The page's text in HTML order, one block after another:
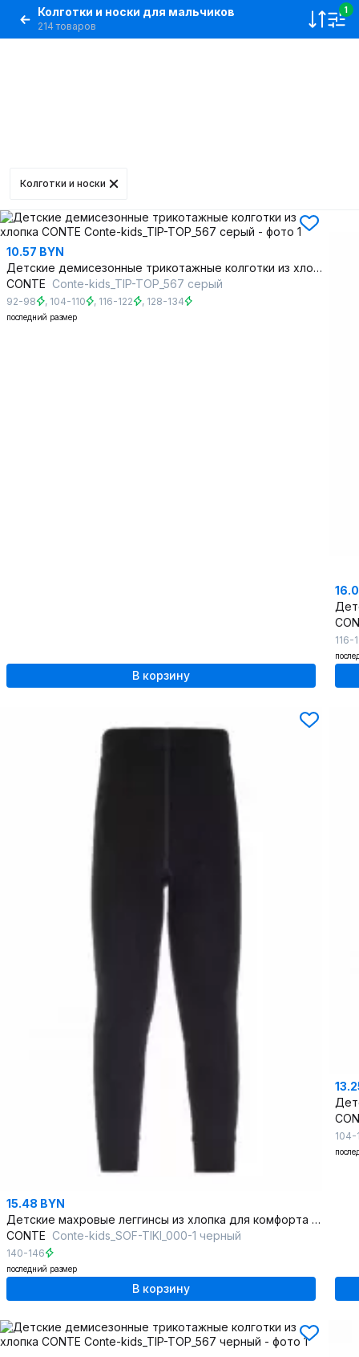
Колготки и носки для мальчиков
214 товаров
1
Колготки и носки
10.57 BYN
Детские демисезонные трикотажные колготки из хлопка
CONTE Conte-kids_TIP-TOP_567 серый
92-98 , 104-110 , 116-122 , 128-134
последний размер
В корзину
116-
15.48 BYN
Детские махровые леггинсы из хлопка для комфорта и тепла
CONTE Conte-kids_SOF-TIKI_000-1 черный
140-146
последний размер
В корзину
104-